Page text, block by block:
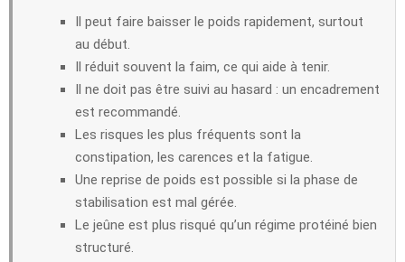
Il peut faire baisser le poids rapidement, surtout
au début.
Il réduit souvent la faim, ce qui aide à tenir.
Il ne doit pas être suivi au hasard : un encadrement
est recommandé.
Les risques les plus fréquents sont la
constipation, les carences et la fatigue.
Une reprise de poids est possible si la phase de
stabilisation est mal gérée.
Le jeûne est plus risqué qu’un régime protéiné bien
structuré.